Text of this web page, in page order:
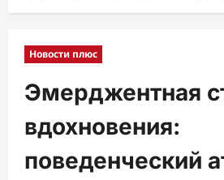
Новости плюс
Эмерджентная
вдохновения:
поведенческий